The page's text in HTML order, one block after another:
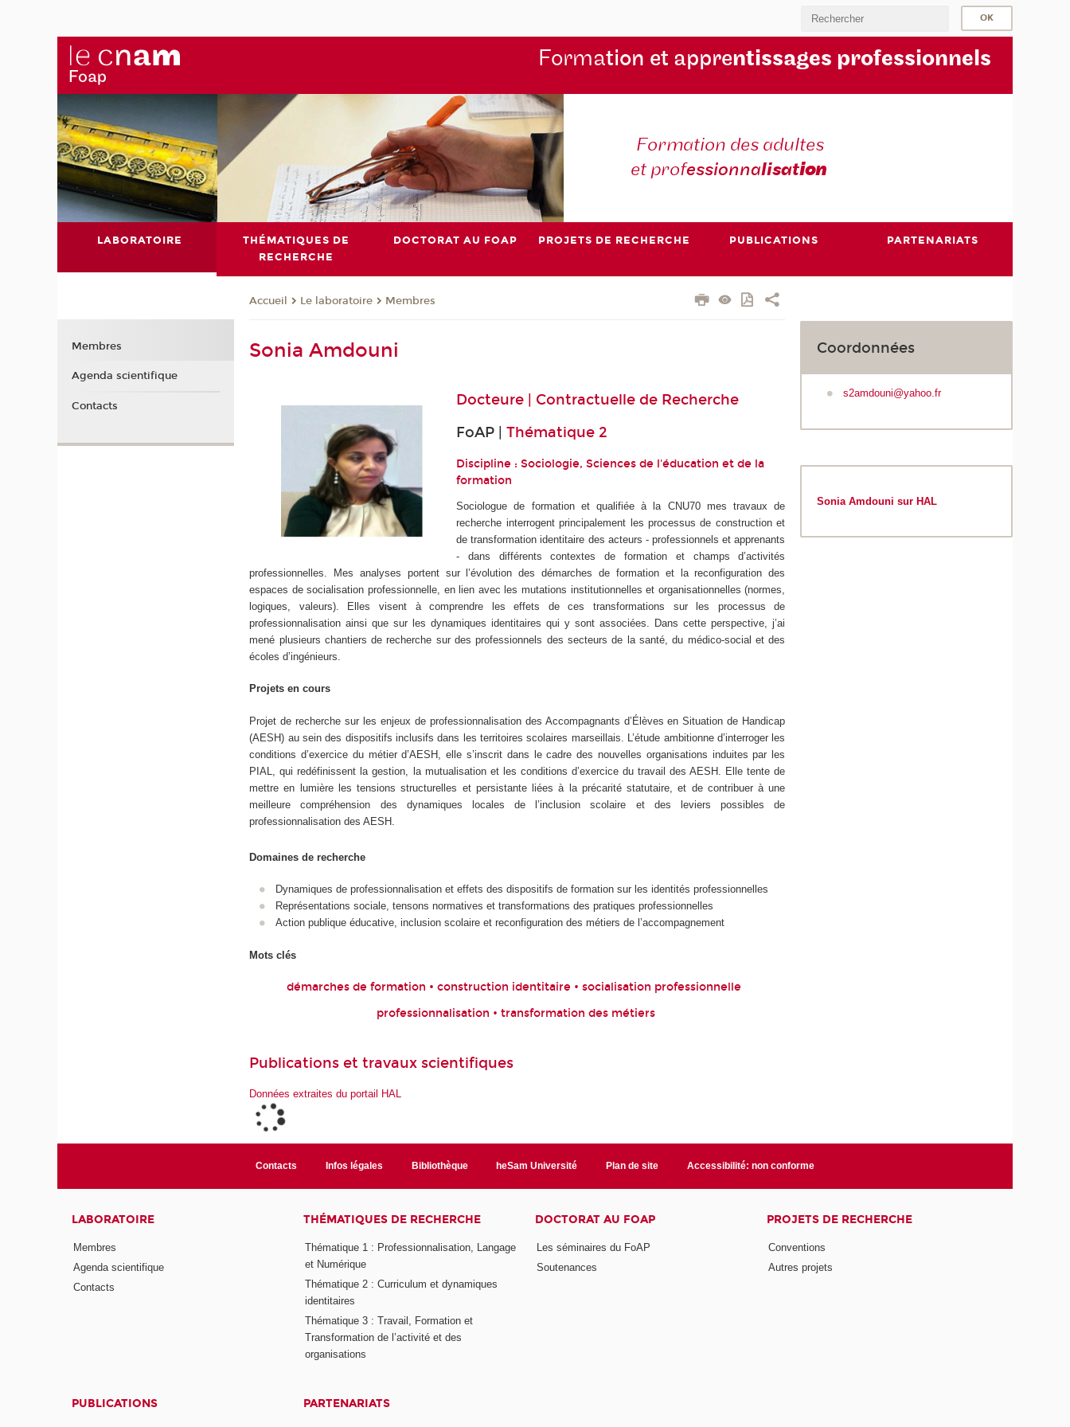
Formation et apprentissages professionnels
Formation des adultes
et professionnalisation
LABORATOIRE
THÉMATIQUES DE
RECHERCHE
DOCTORAT AU FOAP PROJETS DE RECHERCHE PUBLICATIONS PARTENARIATS
Accueil Le laboratoire Membres
Sonia Amdouni
Docteure | Contractuelle de Recherche
FoAP |Thématique 2
Discipline : Sociologie, Sciences de l'éducation et de la
formation
Sociologue de formation et qualifiée à la CNU70 mes travaux de
recherche interrogent principalement les processus de construction et
de transformation identitaire des acteurs - professionnels et apprenants
- dans différents contextes de formation et champs d’activités
professionnelles. Mes analyses portent sur l’évolution des démarches de formation et la reconfiguration des
espaces de socialisation professionnelle, en lien avec les mutations institutionnelles et organisationnelles (normes,
logiques, valeurs). Elles visent à comprendre les effets de ces transformations sur les processus de
professionnalisation ainsi que sur les dynamiques identitaires qui y sont associées. Dans cette perspective, j’ai
mené plusieurs chantiers de recherche sur des professionnels des secteurs de la santé, du médico-social et des
écoles d’ingénieurs.
Projets en cours
Projet de recherche sur les enjeux de professionnalisation des Accompagnants d’Élèves en Situation de Handicap
(AESH) au sein des dispositifs inclusifs dans les territoires scolaires marseillais. L’étude ambitionne d’interroger les
conditions d’exercice du métier d’AESH, elle s’inscrit dans le cadre des nouvelles organisations induites par les
PIAL, qui redéfinissent la gestion, la mutualisation et les conditions d’exercice du travail des AESH. Elle tente de
mettre en lumière les tensions structurelles et persistante liées à la précarité statutaire, et de contribuer à une
meilleure compréhension des dynamiques locales de l’inclusion scolaire et des leviers possibles de
professionnalisation des AESH.
Domaines de recherche
Dynamiques de professionnalisation et effets des dispositifs de formation sur les identités professionnelles
Représentations sociale, tensons normatives et transformations des pratiques professionnelles
Action publique éducative, inclusion scolaire et reconfiguration des métiers de l’accompagnement
Mots clés
démarches de formation • construction identitaire • socialisation professionnelle
professionnalisation • transformation des métiers
Publications et travaux scientifiques
Données extraites du portail HAL
Coordonnées
s2amdouni@yahoo.fr
Sonia Amdouni sur HAL
Membres
Agenda scientifique
Contacts
Contacts Infos légales Bibliothèque heSam Université Plan de site Accessibilité: non conforme
LABORATOIRE
Membres
Agenda scientifique
Contacts
THÉMATIQUES DE RECHERCHE
Thématique 1 : Professionnalisation, Langage
et Numérique
Thématique 2 : Curriculum et dynamiques
identitaires
Thématique 3 : Travail, Formation et
Transformation de l’activité et des
organisations
DOCTORAT AU FOAP
Les séminaires du FoAP
Soutenances
PROJETS DE RECHERCHE
Conventions
Autres projets
PUBLICATIONS PARTENARIATS